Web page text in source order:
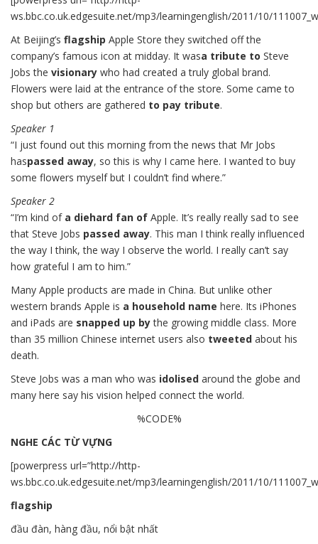
ws.bbc.co.uk.edgesuite.net/mp3/learningenglish/2011/10/
At Beijing’s flagship Apple Store they switched off the
company’s famous icon at midday. It wasa tribute to Steve
Jobs the visionary who had created a truly global brand.
Flowers were laid at the entrance of the store. Some came to
shop but others are gathered to pay tribute.
Speaker 1
“I just found out this morning from the news that Mr Jobs
haspassed away, so this is why I came here. I wanted to buy
some flowers myself but I couldn’t find where.”
Speaker 2
“I’m kind of a diehard fan of Apple. It’s really really sad to see
that Steve Jobs passed away. This man I think really influenced
the way I think, the way I observe the world. I really can’t say
how grateful I am to him.”
Many Apple products are made in China. But unlike other
western brands Apple is a household name here. Its iPhones
and iPads are snapped up bythe growing middle class. More
than 35 million Chinese internet users also tweeted about his
death.
Steve Jobs was a man who was idolised around the globe and
many here say his vision helped connect the world.
%CODE%
NGHE CÁC TỪ VỰNG
[powerpress url=”http://http-
ws.bbc.co.uk.edgesuite.net/mp3/learningenglish/2011/10/
flagship
đầu đàn, hàng đầu, nổi bật nhất